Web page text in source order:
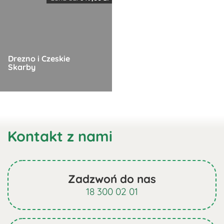
można
Drezno i Czeskie
Skarby
wiele
Opcje
można
wybrać
na
Kontakt z nami
Zadzwoń do nas
18 300 02 01